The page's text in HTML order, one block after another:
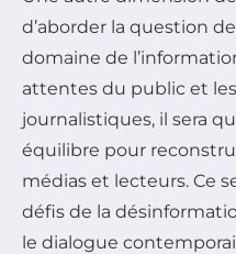
d’aborder la question
domaine de
attentes du public et
journalistiques, il sera
équilibre pour
médias et lecteurs. Ce
défis de la
le dialogue